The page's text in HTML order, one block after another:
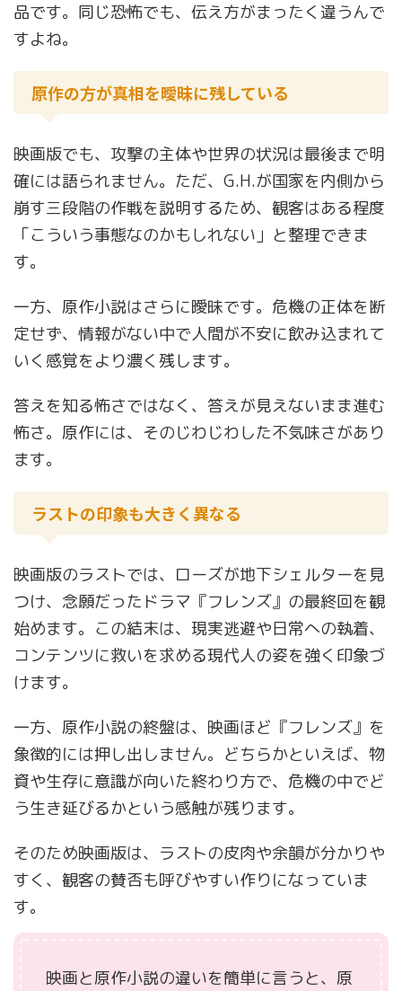
品です。同じ恐怖でも、伝え方がまったく違うんで
すよね。
原作の方が真相を曖昧に残している
映画版でも、攻撃の主体や世界の状況は最後まで明
確には語られません。ただ、G.H.が国家を内側から
崩す三段階の作戦を説明するため、観客はある程度
「こういう事態なのかもしれない」と整理できま
す。
一方、原作小説はさらに曖昧です。危機の正体を断
定せず、情報がない中で人間が不安に飲み込まれて
いく感覚をより濃く残します。
答えを知る怖さではなく、答えが見えないまま進む
怖さ。原作には、そのじわじわした不気味さがあり
ます。
ラストの印象も大きく異なる
映画版のラストでは、ローズが地下シェルターを見
つけ、念願だったドラマ『フレンズ』の最終回を観
始めます。この結末は、現実逃避や日常への執着、
コンテンツに救いを求める現代人の姿を強く印象づ
けます。
一方、原作小説の終盤は、映画ほど『フレンズ』を
象徴的には押し出しません。どちらかといえば、物
資や生存に意識が向いた終わり方で、危機の中でど
う生き延びるかという感触が残ります。
そのため映画版は、ラストの皮肉や余韻が分かりや
すく、観客の賛否も呼びやすい作りになっていま
す。
映画と原作小説の違いを簡単に言うと、原